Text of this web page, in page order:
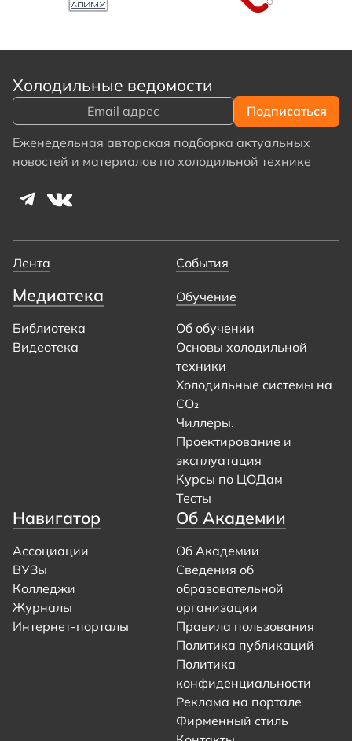
Холодильные ведомости
Еженедельная авторская подборка актуальных
новостей и материалов по холодильной технике
Лента События
Медиатека
Библиотека
Видеотека
Обучение
Об обучении
Основы холодильной
техники
Холодильные системы на
CO₂
Чиллеры.
Проектирование и
эксплуатация
Курсы по ЦОДам
Тесты
Навигатор
Ассоциации
ВУЗы
Колледжи
Журналы
Интернет-порталы
Об Академии
Об Академии
Сведения об
образовательной
организации
Правила пользования
Политика публикаций
Политика
конфиденциальности
Реклама на портале
Фирменный стиль